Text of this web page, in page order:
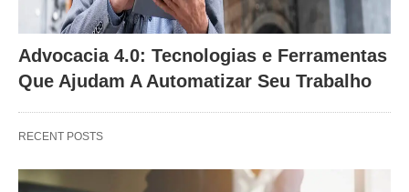
Advocacia 4.0: Tecnologias e Ferramentas
Que Ajudam A Automatizar Seu Trabalho
RECENT POSTS